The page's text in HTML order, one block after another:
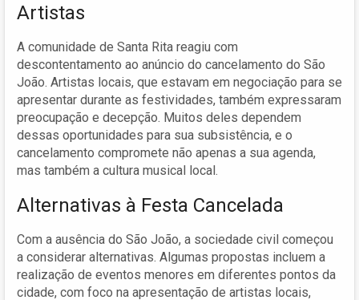
Artistas
A comunidade de Santa Rita reagiu com
descontentamento ao anúncio do cancelamento do São
João. Artistas locais, que estavam em negociação para se
apresentar durante as festividades, também expressaram
preocupação e decepção. Muitos deles dependem
dessas oportunidades para sua subsistência, e o
cancelamento compromete não apenas a sua agenda,
mas também a cultura musical local.
Alternativas à Festa Cancelada
Com a ausência do São João, a sociedade civil começou
a considerar alternativas. Algumas propostas incluem a
realização de eventos menores em diferentes pontos da
cidade, com foco na apresentação de artistas locais,